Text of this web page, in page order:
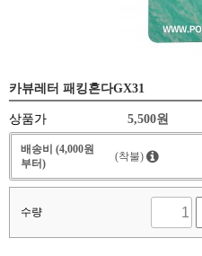
카뷰레터 패킹혼다GX31
상품가 5,500원
배송비 (4,000원
부터)
(착불)
수량